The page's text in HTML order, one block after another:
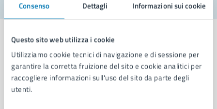
Consenso Dettagli Informazioni sui cookie
Questo sito web utilizza i cookie
Utilizziamo cookie tecnici di navigazione e di sessione per
garantire la corretta fruizione del sito e cookie analitici per
raccogliere informazioni sull'uso del sito da parte degli
utenti.
Comune di Napoli